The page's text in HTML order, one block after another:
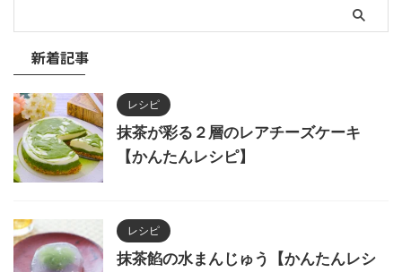
新着記事
レシピ
抹茶が彩る２層のレアチーズケーキ
【かんたんレシピ】
レシピ
抹茶餡の水まんじゅう【かんたんレシ